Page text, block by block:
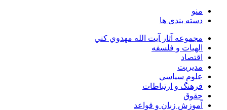
منو
دسته بندی ها
مجموعه آثار آيت الله مهدوي كني
الهیات و فلسفه
اقتصاد
مديريت
علوم سياسي
فرهنگ و ارتباطات
حقوق
آموزش زبان و قواعد